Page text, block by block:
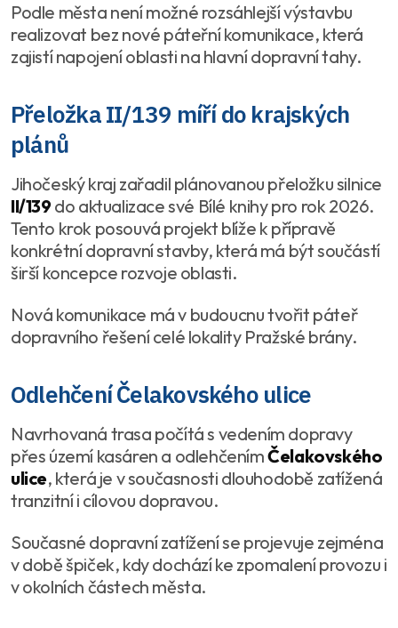
Podle města není možné rozsáhlejší výstavbu
realizovat bez nové páteřní komunikace, která
zajistí napojení oblasti na hlavní dopravní tahy.
Přeložka II/139 míří do krajských
plánů
Jihočeský kraj zařadil plánovanou přeložku silnice
II/139 do aktualizace své Bílé knihy pro rok 2026.
Tento krok posouvá projekt blíže k přípravě
konkrétní dopravní stavby, která má být součástí
širší koncepce rozvoje oblasti.
Nová komunikace má v budoucnu tvořit páteř
dopravního řešení celé lokality Pražské brány.
Odlehčení Čelakovského ulice
Navrhovaná trasa počítá s vedením dopravy
přes území kasáren a odlehčenímČelakovského
ulice, která je v současnosti dlouhodobě zatížená
tranzitní i cílovou dopravou.
Současné dopravní zatížení se projevuje zejména
v době špiček, kdy dochází ke zpomalení provozu i
v okolních částech města.